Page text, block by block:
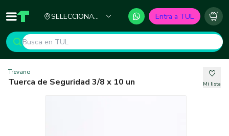
Inicio TUL - Tu Marketplace de Construcción
SELECCIONA
Entra a TUL
Trevano
Tuerca de Seguridad 3/8 x 10 un Mi lista